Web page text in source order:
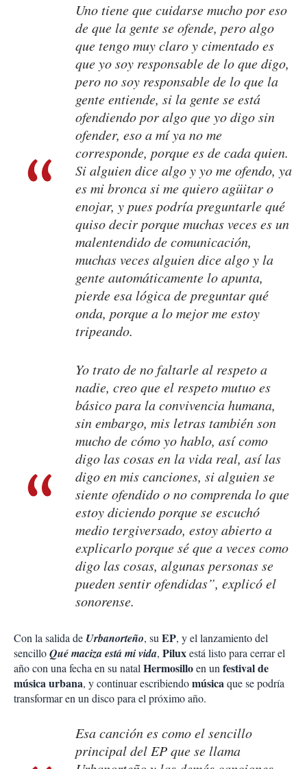
Uno tiene que cuidarse mucho por eso
de que la gente se ofende, pero algo
que tengo muy claro y cimentado es
que yo soy responsable de lo que digo,
pero no soy responsable de lo que la
gente entiende, si la gente se está
ofendiendo por algo que yo digo sin
ofender, eso a mí ya no me
corresponde, porque es de cada quien.
Si alguien dice algo y yo me ofendo, ya
es mi bronca si me quiero agüitar o
enojar, y pues podría preguntarle qué
quiso decir porque muchas veces es un
malentendido de comunicación,
muchas veces alguien dice algo y la
gente automáticamente lo apunta,
pierde esa lógica de preguntar qué
onda, porque a lo mejor me estoy
tripeando.
Yo trato de no faltarle al respeto a
nadie, creo que el respeto mutuo es
básico para la convivencia humana,
sin embargo, mis letras también son
mucho de cómo yo hablo, así como
digo las cosas en la vida real, así las
digo en mis canciones, si alguien se
siente ofendido o no comprenda lo que
estoy diciendo porque se escuchó
medio tergiversado, estoy abierto a
explicarlo porque sé que a veces como
digo las cosas, algunas personas se
pueden sentir ofendidas”, explicó el
sonorense.
Con la salida de Urbanorteño, suEP, y el lanzamiento del
sencilloQué maciza está mi vida, Piluxestá listo para cerrar el
año con una fecha en su natalHermosilloen unfestivalde
músicaurbana, y continuar escribiendomúsicaque se podría
transformar en un disco para el próximo año.
Esa canción es como el sencillo
principal del EP que se llama